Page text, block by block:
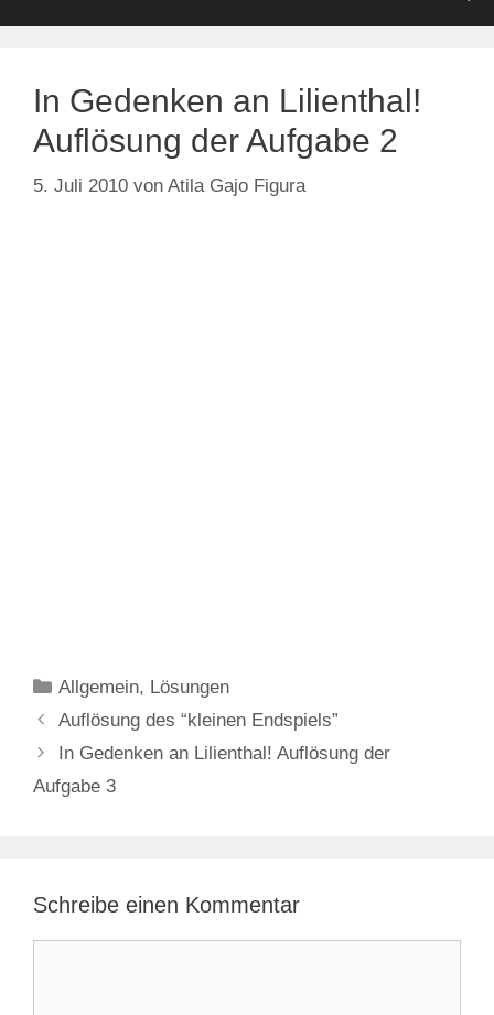
In Gedenken an Lilienthal!
Auflösung der Aufgabe 2
5. Juli 2010 von Atila Gajo Figura
Kategorien
Allgemein, Lösungen
Auflösung des “kleinen Endspiels”
In Gedenken an Lilienthal! Auflösung der
Aufgabe 3
Schreibe einen Kommentar